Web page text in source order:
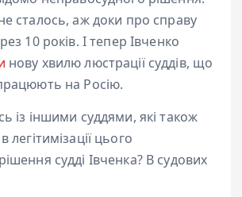
сталось, аж доки про справу
10 років. І тепер Івченко
нову хвилю люстрації суддів, що
на Росію.
із іншими суддями, які також
легітимізації цього
судді Івченка? В судових